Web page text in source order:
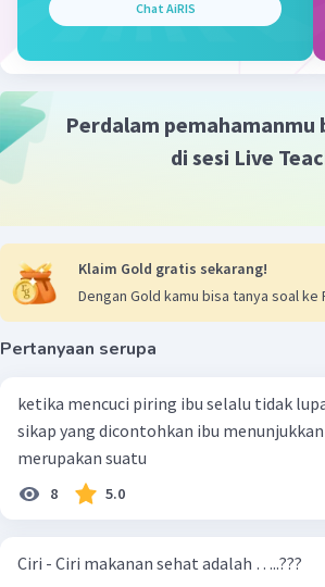
Jawaban terverifikasi
contoh benda yang bergerak
dapat bergerak.
Chat AiRIS
Perdalam
di sesi Live
Klaim Gold gratis sekarang!
Dengan Gold kamu bisa tanya soal ke
Pertanyaan serupa
ketika mencuci piring ibu selalu tidak
sikap yang dicontohkan ibu
merupakan suatu
8 5.0
Ciri - Ciri makanan sehat adalah …..???